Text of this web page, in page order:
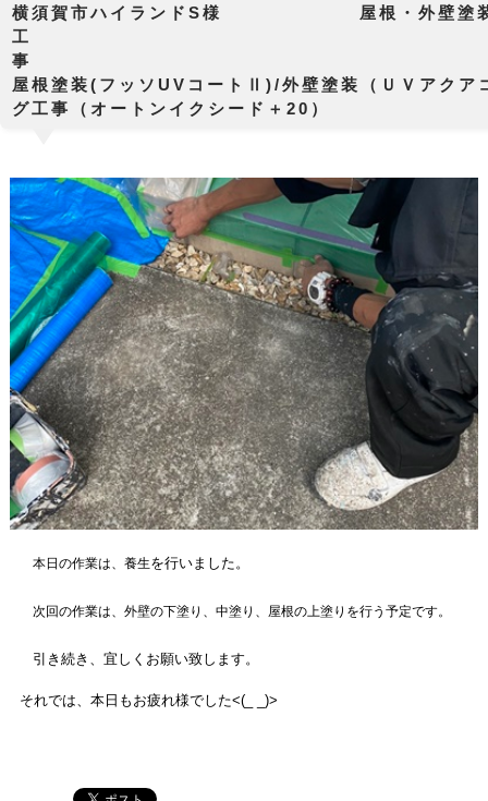
横須賀市ハイランドS様 屋根・外壁塗装
工
屋根塗装(フッソUVコートⅡ)/外壁塗装（ＵＶアクア
グ工事（オートンイクシード＋20）
本日の作業は、養生を行いました。
次回の作業は、外壁の下塗り、中塗り、屋根の上塗りを行う予定です。
引き続き、宜しくお願い致します。
それでは、本日も お疲れ様でした<(_ _)>